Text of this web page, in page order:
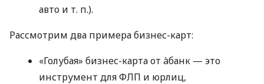
авто и т. п.).
Рассмотрим два примера бизнес-карт:
«Голубая» бизнес-карта от àбанк — это
инструмент для ФЛП и юрлиц,